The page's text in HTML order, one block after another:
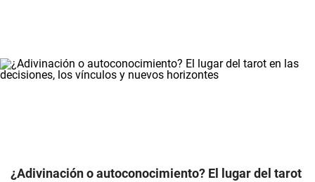
¿Adivinación o autoconocimiento? El lugar del tarot